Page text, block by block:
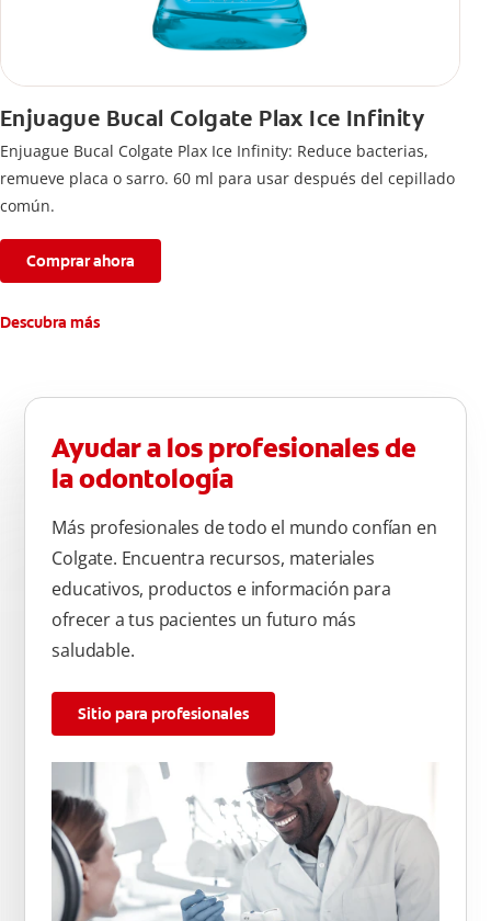
Enjuague Bucal Colgate Plax Ice Infinity
Enjuague Bucal Colgate Plax Ice Infinity: Reduce bacterias,
remueve placa o sarro. 60 ml para usar después del cepillado
común.
Comprar ahora
Descubra más
Ayudar a los profesionales de
la odontología
Más profesionales de todo el mundo confían en
Colgate. Encuentra recursos, materiales
educativos, productos e información para
ofrecer a tus pacientes un futuro más
saludable.
Sitio para profesionales